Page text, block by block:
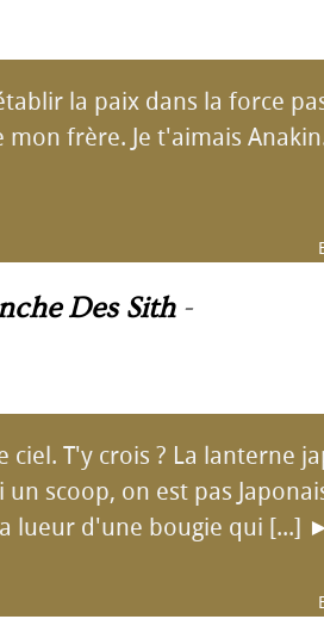
la paix dans la force
frère. Je t'aimais
Des Sith-
T'y crois ? La lanterne
scoop, on est pas
lueur d'une bougie qui [...]